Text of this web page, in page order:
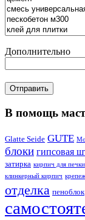
Дополнительно
В помощь
Glatte Seide GUTE
блоки гипсовая
затирка кирпич для печки
клинкерный кирпич
отделка пеноблок